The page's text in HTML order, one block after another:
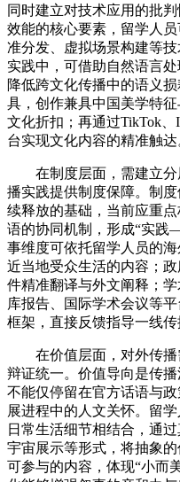
同时建立对技术应用的批
效能的核心要素，留学人
准分发、虚拟场景构建等
实践中，可借助自然语言
降低跨文化传播中的语义损
具，创作兼具中国美学特
文化折扣；再通过TikTok、
台实现文化内容的精准触达
在制度层面，需建立分
播实践提供制度保障。制
续释放的基础，当前应重
语的协同机制，形成“实
事维度可依托留学人员的
近当地受众生活的内容；
件精准翻译与外文阐释；
库报告、国际学术会议等
框架，直接反馈指导一线传
在价值层面，对外传播
辩证统一。价值导向是传
不能仅停留在官方话语与
展进程中的人文关怀。留
日常生活细节相结合，通
宇宙展示等形式，将抽象
可参与的内容，体现“小而